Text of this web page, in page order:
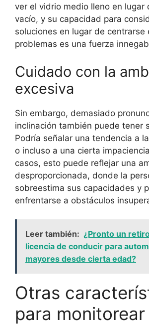
ver el vidrio medio lleno en lugar
vacío, y su capacidad para
soluciones en lugar de centrarse
problemas es una fuerza
Cuidado con la
excesiva
Sin embargo, demasiado
inclinación también puede tener
Podría señalar una tendencia a
o incluso a una cierta
casos, esto puede reflejar una
desproporcionada, donde la
sobreestima sus capacidades y
enfrentarse a obstáculos
Leer también: ¿Pronto un
licencia de conducir para
mayores desde cierta edad?
Otras
para monitorear